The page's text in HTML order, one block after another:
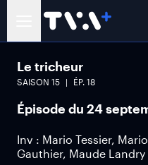
Le tricheur
SAISON 15 ÉP. 18
Épisode du 24
Inv : Mario Tessier,
Gauthier, Maude Landry